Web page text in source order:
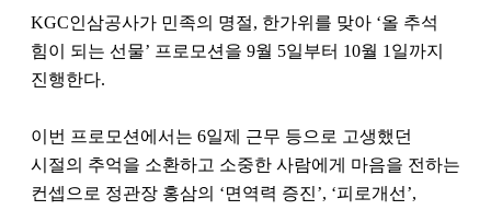
KGC인삼공사가 민족의 명절, 한가위를 맞아 ‘올 추석
힘이 되는 선물’ 프로모션을 9월 5일부터 10월 1일까지
진행한다.
이번 프로모션에서는 6일제 근무 등으로 고생했던
시절의 추억을 소환하고 소중한 사람에게 마음을 전하는
컨셉으로 정관장 홍삼의 ‘면역력 증진’, ‘피로개선’,